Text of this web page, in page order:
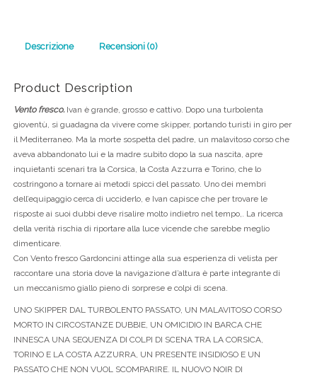
Descrizione Recensioni (0)
Product Description
Vento fresco.Ivan è grande, grosso e cattivo. Dopo una turbolenta
gioventù, si guadagna da vivere come skipper, portando turisti in giro per
il Mediterraneo. Ma la morte sospetta del padre, un malavitoso corso che
aveva abbandonato lui e la madre subito dopo la sua nascita, apre
inquietanti scenari tra la Corsica, la Costa Azzurra e Torino, che lo
costringono a tornare ai metodi spicci del passato. Uno dei membri
dell’equipaggio cerca di ucciderlo, e Ivan capisce che per trovare le
risposte ai suoi dubbi deve risalire molto indietro nel tempo,. La ricerca
della verità rischia di riportare alla luce vicende che sarebbe meglio
dimenticare.
Con Vento fresco Gardoncini attinge alla sua esperienza di velista per
raccontare una storia dove la navigazione d’altura è parte integrante di
un meccanismo giallo pieno di sorprese e colpi di scena.
UNO SKIPPER DAL TURBOLENTO PASSATO, UN MALAVITOSO CORSO
MORTO IN CIRCOSTANZE DUBBIE, UN OMICIDIO IN BARCA CHE
INNESCA UNA SEQUENZA DI COLPI DI SCENA TRA LA CORSICA,
TORINO E LA COSTA AZZURRA, UN PRESENTE INSIDIOSO E UN
PASSATO CHE NON VUOL SCOMPARIRE. IL NUOVO NOIR DI